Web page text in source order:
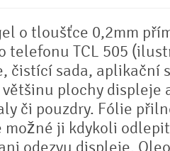
o tloušťce 0,2mm
telefonu TCL 505
čistící sada, aplikační
plochy displeje
či pouzdry. Fólie
možné ji kdykoli